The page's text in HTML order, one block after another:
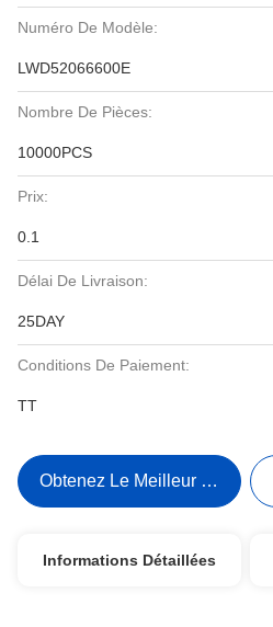
Numéro De Modèle:
LWD52066600E
Nombre De Pièces:
10000PCS
Prix:
0.1
Délai De Livraison:
25DAY
Conditions De Paiement:
TT
Obtenez Le Meilleur Prix
Informations Détaillées